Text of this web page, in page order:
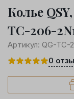
Колье
TC-206-
Артикул: QG-TC-
0